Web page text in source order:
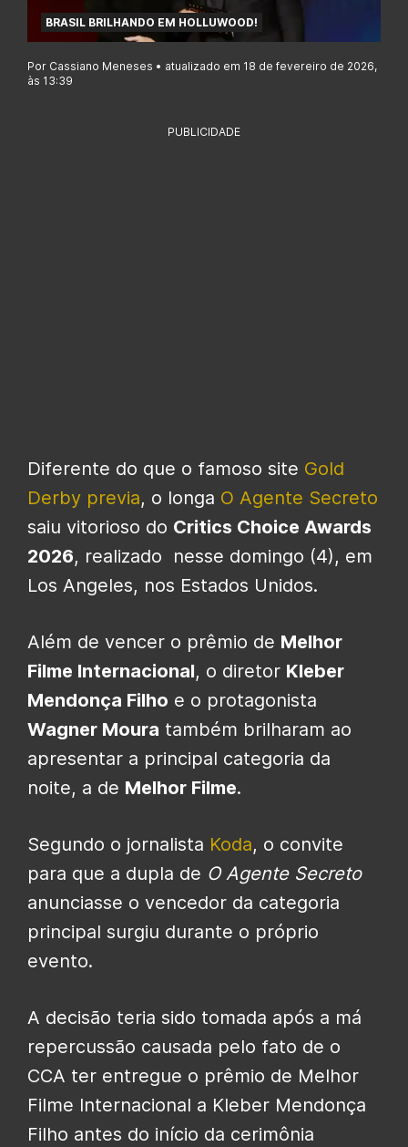
BRASIL BRILHANDO EM HOLLUWOOD!
Por Cassiano Meneses • atualizado em 18 de fevereiro de 2026,
às 13:39
PUBLICIDADE
Diferente do que o famoso site Gold
Derby previa, o longa O Agente Secreto
saiu vitorioso do Critics Choice Awards
2026, realizado nesse domingo (4), em
Los Angeles, nos Estados Unidos.
Além de vencer o prêmio de Melhor
Filme Internacional, o diretor Kleber
Mendonça Filho e o protagonista
Wagner Moura também brilharam ao
apresentar a principal categoria da
noite, a de Melhor Filme.
Segundo o jornalista Koda, o convite
para que a dupla de O Agente Secreto
anunciasse o vencedor da categoria
principal surgiu durante o próprio
evento.
A decisão teria sido tomada após a má
repercussão causada pelo fato de o
CCA ter entregue o prêmio de Melhor
Filme Internacional a Kleber Mendonça
Filho antes do início da cerimônia